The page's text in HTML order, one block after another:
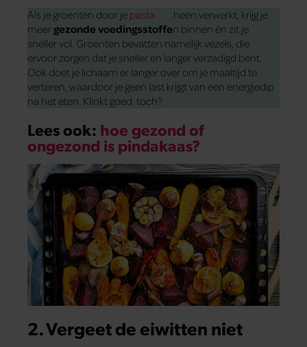
Als je groenten door je pasta
heen verwerkt, krijg je
meergezonde voedingsstoffen binnen én zit je
sneller vol. Groenten bevatten namelijk vezels, die
ervoor zorgen dat je sneller en langer verzadigd bent.
Ook doet je lichaam er langer over om je maaltijd te
verteren, waardoor je geen last krijgt van een energiedip
na het eten. Klinkt goed, toch?
Lees ook: hoe gezond of
ongezond is pindakaas?
2. Vergeet de eiwitten niet